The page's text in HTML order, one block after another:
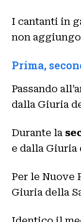
I cantanti in
non
Prima,
Passando
dalla Giuria
Durante la
e dalla Giuria
Per le Nuove
Giuria della